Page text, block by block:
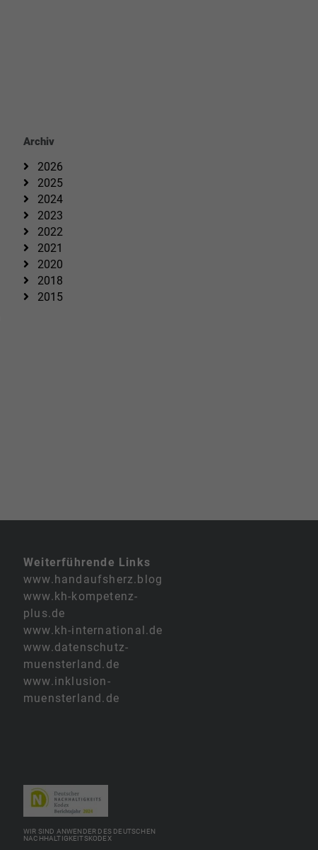
Archiv
2026
2025
2024
2023
2022
2021
2020
2018
2015
Weiterführende Links
www.handaufsherz.blog
www.kh-kompetenz-
plus.de
www.kh-international.de
www.datenschutz-
muensterland.de
www.inklusion-
muensterland.de
WIR SIND ANWENDER DES DEUTSCHEN
NACHHALTIGKEITSKODEX